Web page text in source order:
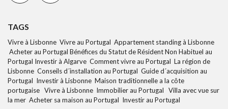
TAGS
Vivre à Lisbonne Vivre au Portugal Appartement standing à Lisbonne
Acheter au Portugal Bénéfices du Statut de Résident Non Habituel au
Portugal Investir à Algarve Comment vivre au Portugal La région de
Lisbonne Conseils d´installation au Portugal Guide d´acquisition au
Portugal Investir à Lisbonne Maison traditionnelle a la côte
portugaise Vivre à Lisbonne Immobilier au Portugal Villa avec vue sur
la mer Acheter sa maison au Portugal Investir au Portugal